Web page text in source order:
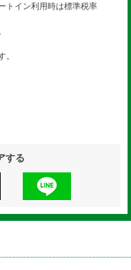
トイン利用時は標準税率
。
する